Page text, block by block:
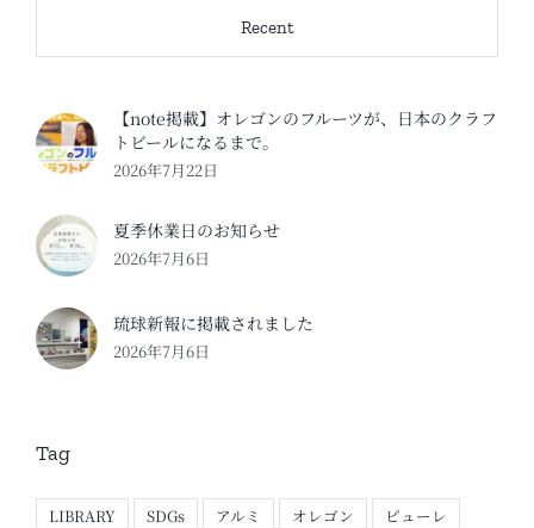
Recent
【note掲載】オレゴンのフルーツが、日本のクラフ
トビールになるまで。
2026年7月22日
夏季休業日のお知らせ
2026年7月6日
琉球新報に掲載されました
2026年7月6日
Tag
LIBRARY SDGs アルミ オレゴン
ピューレ